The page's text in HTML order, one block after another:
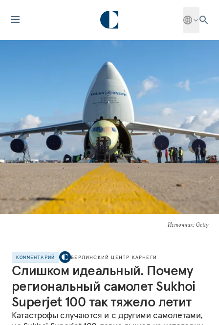
Источник: Getty
КОММЕНТАРИЙ БЕРЛИНСКИЙ ЦЕНТР КАРНЕГИ
Слишком идеальный. Почему
региональный самолет Sukhoi
Superjet 100 так тяжело летит
Катастрофы случаются и с другими самолетами,